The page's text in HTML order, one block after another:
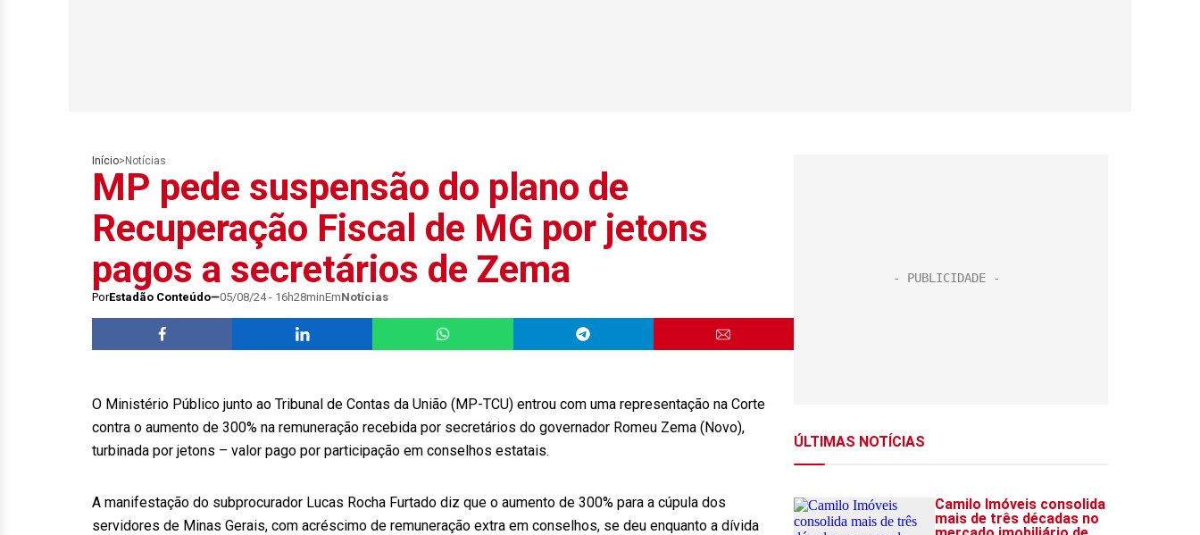
Início> Notícias
MP pede suspensão do plano de
Recuperação Fiscal de MG por jetons
pagos a secretários de Zema
PorEstadão Conteúdo 05/08/24 - 16h28minEmNotícias
O Ministério Público junto ao Tribunal de Contas da União (MP-TCU) entrou com uma representação na Corte
contra o aumento de 300% na remuneração recebida por secretários do governador Romeu Zema (Novo),
turbinada por jetons – valor pago por participação em conselhos estatais.
A manifestação do subprocurador Lucas Rocha Furtado diz que o aumento de 300% para a cúpula dos
servidores de Minas Gerais, com acréscimo de remuneração extra em conselhos, se deu enquanto a dívida